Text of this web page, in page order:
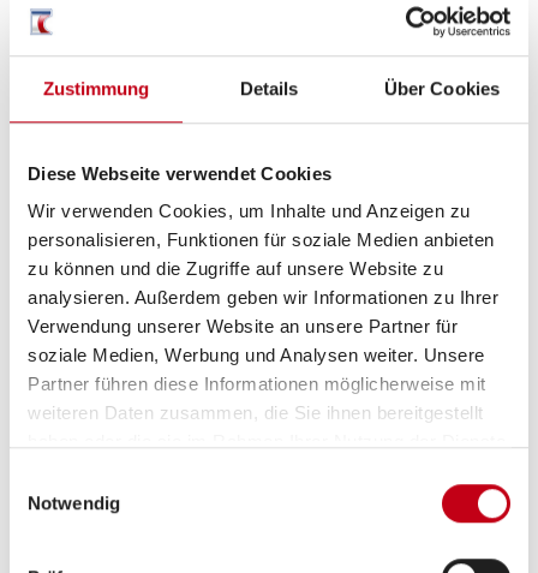
Zustimmung Details Über Cookies
Diese Webseite verwendet Cookies
Wir verwenden Cookies, um Inhalte und Anzeigen zu
personalisieren, Funktionen für soziale Medien anbieten
zu können und die Zugriffe auf unsere Website zu
analysieren. Außerdem geben wir Informationen zu Ihrer
Verwendung unserer Website an unsere Partner für
soziale Medien, Werbung und Analysen weiter. Unsere
Partner führen diese Informationen möglicherweise mit
weiteren Daten zusammen, die Sie ihnen bereitgestellt
Notwendig
Nacht